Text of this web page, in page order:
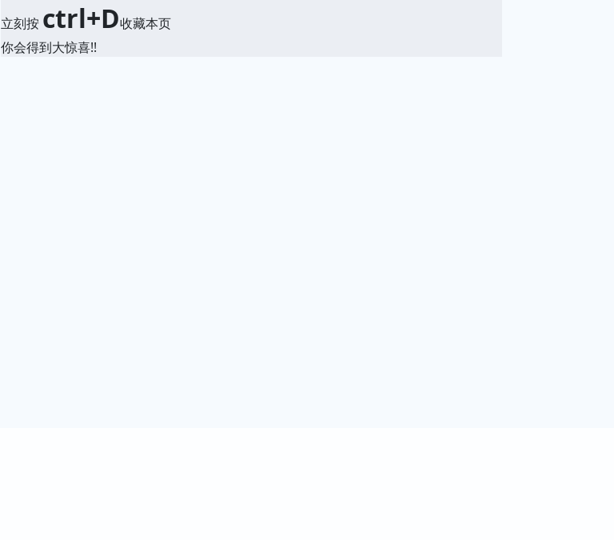
立刻按 ctrl+D收藏本页
你会得到大惊喜!!